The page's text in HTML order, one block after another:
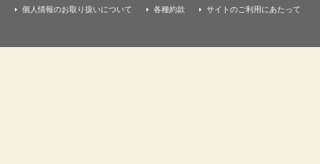
個人情報のお取り扱いについて 各種約款 サイトのご利用にあたって